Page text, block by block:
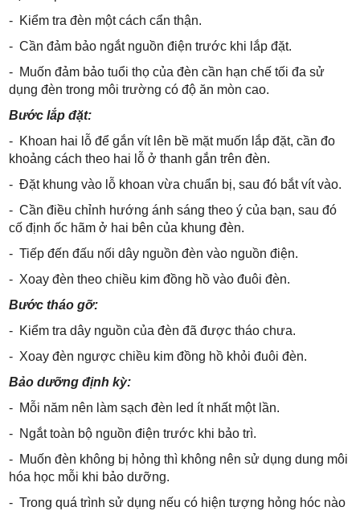
- Kiểm tra đèn một cách cẩn thận.
- Cần đảm bảo ngắt nguồn điện trước khi lắp đặt.
- Muốn đảm bảo tuổi thọ của đèn cần hạn chế tối đa sử
dụng đèn trong môi trường có độ ăn mòn cao.
Bước lắp đặt:
- Khoan hai lỗ để gắn vít lên bề mặt muốn lắp đặt, cần đo
khoảng cách theo hai lỗ ở thanh gắn trên đèn.
- Đặt khung vào lỗ khoan vừa chuẩn bị, sau đó bắt vít vào.
- Cần điều chỉnh hướng ánh sáng theo ý của bạn, sau đó
cố định ốc hãm ở hai bên của khung đèn.
- Tiếp đến đấu nối dây nguồn đèn vào nguồn điện.
- Xoay đèn theo chiều kim đồng hồ vào đuôi đèn.
Bước tháo gỡ:
- Kiểm tra dây nguồn của đèn đã được tháo chưa.
- Xoay đèn ngược chiều kim đồng hồ khỏi đuôi đèn.
Bảo dưỡng định kỳ:
- Mỗi năm nên làm sạch đèn led ít nhất một lần.
- Ngắt toàn bộ nguồn điện trước khi bảo trì.
- Muốn đèn không bị hỏng thì không nên sử dụng dung môi
hóa học mỗi khi bảo dưỡng.
- Trong quá trình sử dụng nếu có hiện tượng hỏng hóc nào